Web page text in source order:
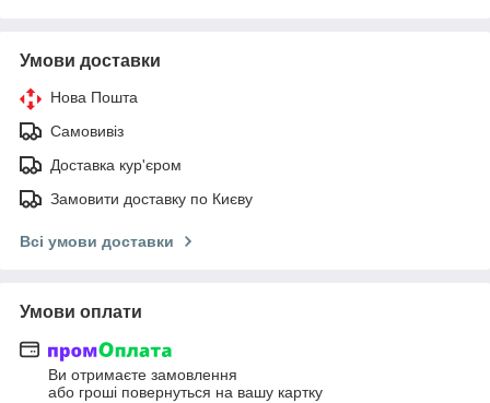
Умови доставки
Нова Пошта
Самовивіз
Доставка кур'єром
Замовити доставку по Києву
Всі умови доставки
Умови оплати
Ви отримаєте замовлення
або гроші повернуться на вашу картку